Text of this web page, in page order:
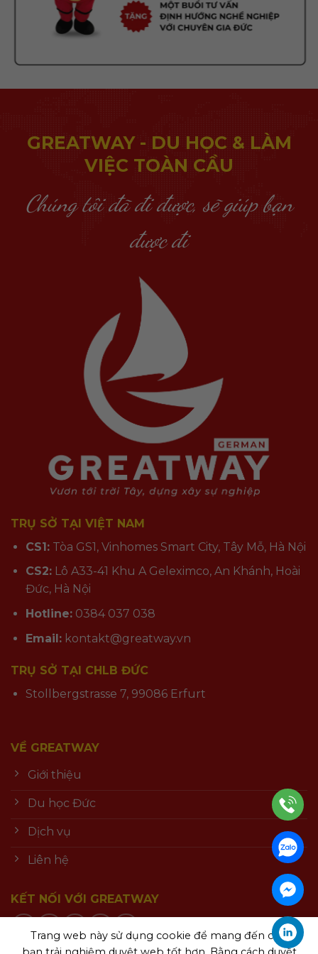
GREATWAY - DU HỌC & LÀM
VIỆC TOÀN CẦU
Chúng tôi đã đi được, sẽ giúp bạn
được đi
TRỤ SỞ TẠI VIỆT NAM
CS1:Tòa GS1, Vinhomes Smart City, Tây Mỗ, Hà Nội
CS2:Lô A33-41 Khu A Geleximco, An Khánh, Hoài
Đức, Hà Nội
Hotline: 0384 037 038
Email: kontakt@greatway.vn
TRỤ SỞ TẠI CHLB ĐỨC
Stollbergstrasse 7, 99086 Erfurt
VỀ GREATWAY
Giới thiệu
Du học Đức
Dịch vụ
Liên hệ
KẾT NỐI VỚI GREATWAY
Trang web này sử dụng cookie để mang đến cho